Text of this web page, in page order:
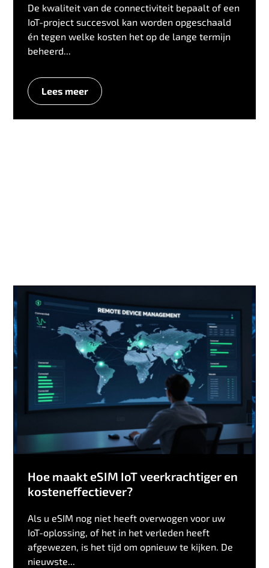
De kwaliteit van de connectiviteit bepaalt of een
IoT-project succesvol kan worden opgeschaald
én tegen welke kosten het op de lange termijn
beheerd...
Lees meer
Hoe maakt eSIM IoT veerkrachtiger en
kosteneffectiever?
Als u eSIM nog niet heeft overwogen voor uw
IoT-oplossing, of het in het verleden heeft
afgewezen, is het tijd om opnieuw te kijken. De
nieuwste...